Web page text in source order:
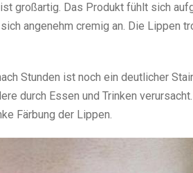
großartig. Das Produkt fühlt sich
angenehm cremig an. Die Lippen
Stunden ist noch ein deutlicher
durch Essen und Trinken
Färbung der Lippen.